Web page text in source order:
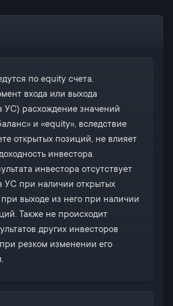
по equity счета.
входа или выхода
УС) расхождение значений
и «equity», вследствие
открытых позиций, не влияет
инвестора.
инвестора отсутствует
УС при наличии открытых
выходе из него при наличии
Также не происходит
других инвесторов
резком изменении его